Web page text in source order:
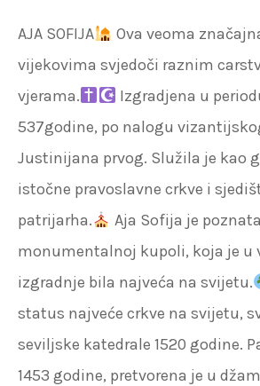
AJA SOFIJA
Ova veoma
vijekovima svjedoči raznim
vjerama.
Izgradjena u
537godine, po nalogu
Justinijana prvog. Služila je kao
istočne pravoslavne crkve i
patrijarha.
Aja Sofija je
monumentalnoj kupoli, koja je u
izgradnje bila najveća na svijetu.
status najveće crkve na svijetu,
seviljske katedrale 1520 godine.
1453 godine, pretvorena je u